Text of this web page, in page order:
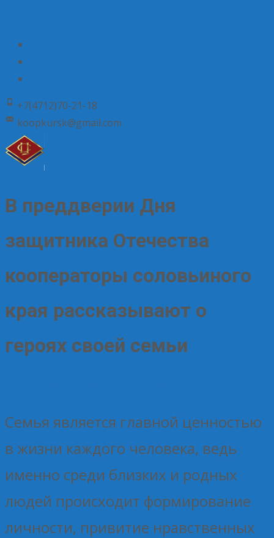
+7(4712)70-21-18
koopkursk@gmail.com
В преддверии Дня
защитника Отечества
кооператоры соловьиного
края рассказывают о
героях своей семьи
Семья является главной ценностью
в жизни каждого человека, ведь
именно среди близких и родных
людей происходит формирование
личности, привитие нравственных